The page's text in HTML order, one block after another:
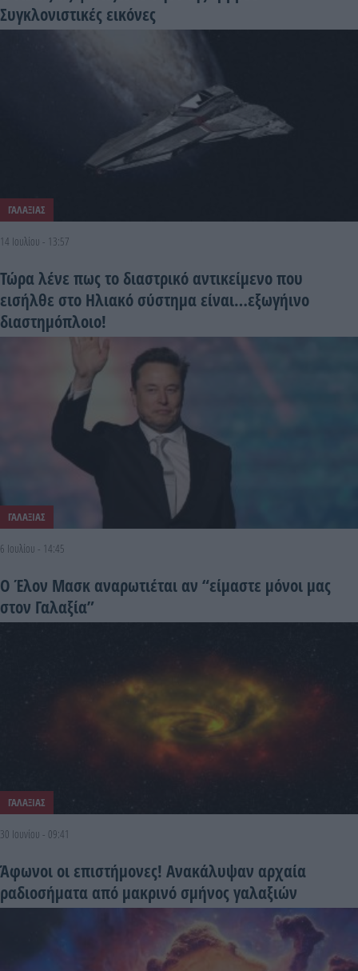
Συγκλονιστικές εικόνες
ΓΑΛΑΞΙΑΣ
14 Ιουλίου - 13:57
Τώρα λένε πως το διαστρικό αντικείμενο που
εισήλθε στο Ηλιακό σύστημα είναι…εξωγήινο
διαστημόπλοιο!
ΓΑΛΑΞΙΑΣ
6 Ιουλίου - 14:45
Ο Έλον Μασκ αναρωτιέται αν “είμαστε μόνοι μας
στον Γαλαξία”
ΓΑΛΑΞΙΑΣ
30 Ιουνίου - 09:41
Άφωνοι οι επιστήμονες! Ανακάλυψαν αρχαία
ραδιοσήματα από μακρινό σμήνος γαλαξιών